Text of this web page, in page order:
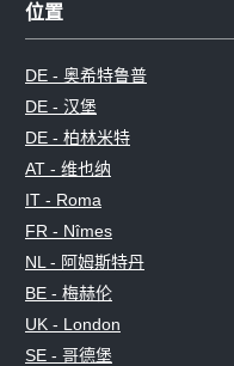
位置
DE - 奥希特鲁普
DE - 汉堡
DE - 柏林米特
AT - 维也纳
IT - Roma
FR - Nîmes
NL - 阿姆斯特丹
BE - 梅赫伦
UK - London
SE - 哥德堡